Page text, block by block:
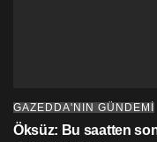
GAZEDDA'NIN GÜNDEMİ
Öksüz: Bu saatten